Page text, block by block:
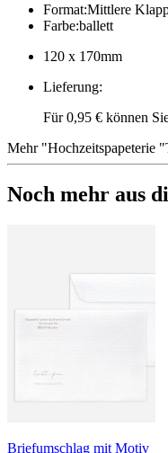
Format:Mittlere
Farbe:ballett
120 x 170mm
Lieferung:
Für 0,95 € können
Mehr"Hochzeitspapeterie
Noch mehr aus
Briefumschlag mit Motiv